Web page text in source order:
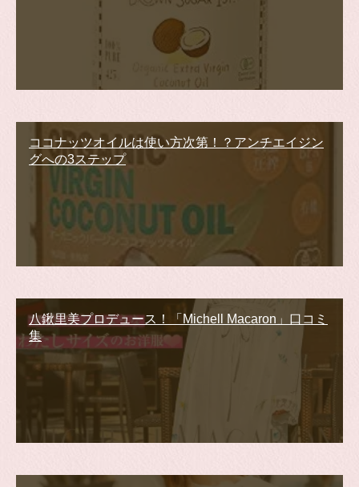
ココナッツオイルは使い方次第！？アンチエイジン
グへの3ステップ
八鍬里美プロデュース！「Michell Macaron」口コミ
集